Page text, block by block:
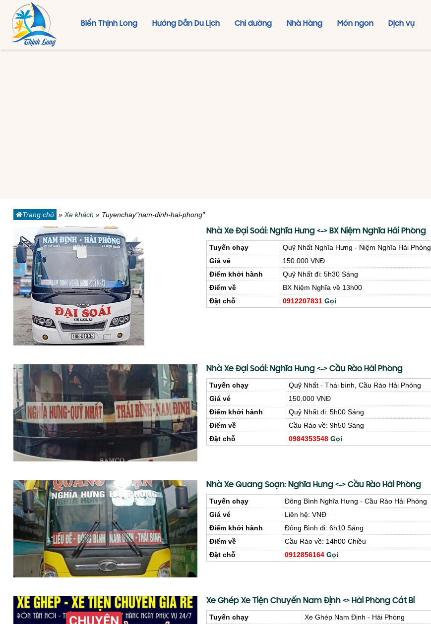
Biển Thịnh Long Hướng Dẫn Du Lịch Chỉ đường Nhà Hàng Món ngon Dịch vụ
Trang chủ » Xe khách » Tuyenchay"nam-dinh-hai-phong"
Nhà Xe Đại Soái: Nghĩa Hưng <-> BX Niệm Nghĩa Hải Phòng
Tuyến chạy
Quỹ Nhất Nghĩa Hưng - Niệm Nghĩa Hải Phòng
Giá vé
150.000 VNĐ
Điểm khởi hành
Quỹ Nhất đi: 5h30 Sáng
Điểm về
BX Niệm Nghĩa về 13h00
Đặt chỗ
0912207831Gọi
Nhà Xe Đại Soái: Nghĩa Hưng <-> Cầu Rào Hải Phòng
Tuyến chạy
Quỹ Nhất - Thái bình, Cầu Rào Hải Phòng
Giá vé
150.000 VNĐ
Điểm khởi hành
Quỹ Nhất đi: 5h00 Sáng
Điểm về
Cầu Rào về: 9h50 Sáng
Đặt chỗ
0984353548Gọi
Nhà Xe Quang Soạn: Nghĩa Hưng <-> Cầu Rào Hải Phòng
Tuyến chạy
Đông Bình Nghĩa Hưng - Cầu Rào Hải Phòng
Giá vé
Liên hệ: VNĐ
Điểm khởi hành
Đông Bình đi: 6h10 Sáng
Điểm về
Cầu Rào về: 14h00 Chiều
Đặt chỗ
0912856164Gọi
Xe Ghép Xe Tiện Chuyến Nam Định <> Hải Phòng Cát Bi
Tuyến chạy
Xe Ghép Nam Định - Hải Phòng